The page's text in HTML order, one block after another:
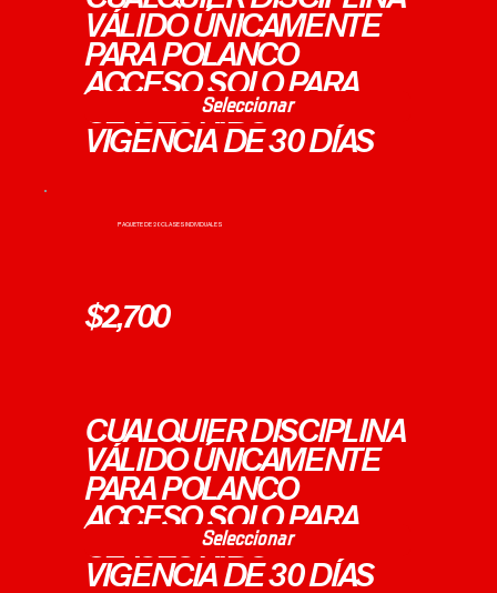
VÁLIDO ÚNICAMENTE
PARA POLANCO
ACCESO SOLO PARA
CLASES KIDS
VIGENCIA DE 30 DÍAS
Seleccionar
PAQUETE DE 20 CLASES INDIVIDUALES
$2,700
CUALQUIER DISCIPLINA
VÁLIDO ÚNICAMENTE
PARA POLANCO
ACCESO SOLO PARA
CLASES KIDS
VIGENCIA DE 30 DÍAS
Seleccionar